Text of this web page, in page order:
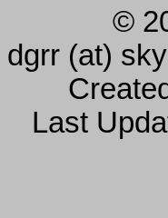
©
dgrr (at)
Last